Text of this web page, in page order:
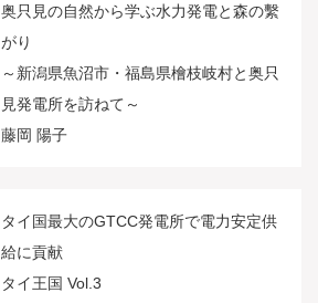
奥只見の自然から学ぶ水力発電と森の繫
がり
～新潟県魚沼市・福島県檜枝岐村と奥只
見発電所を訪ねて～
藤岡 陽子
タイ国最大のGTCC発電所で電力安定供
給に貢献
タイ王国 Vol.3